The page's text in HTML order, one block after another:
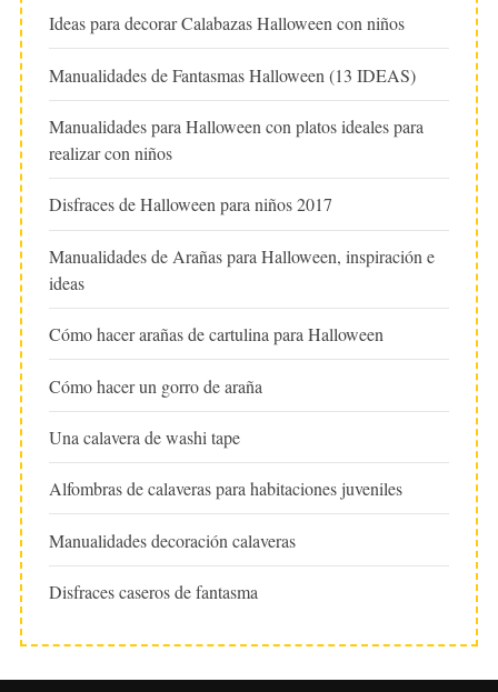
Ideas para decorar Calabazas Halloween con niños
Manualidades de Fantasmas Halloween (13 IDEAS)
Manualidades para Halloween con platos ideales para
realizar con niños
Disfraces de Halloween para niños 2017
Manualidades de Arañas para Halloween, inspiración e
ideas
Cómo hacer arañas de cartulina para Halloween
Cómo hacer un gorro de araña
Una calavera de washi tape
Alfombras de calaveras para habitaciones juveniles
Manualidades decoración calaveras
Disfraces caseros de fantasma